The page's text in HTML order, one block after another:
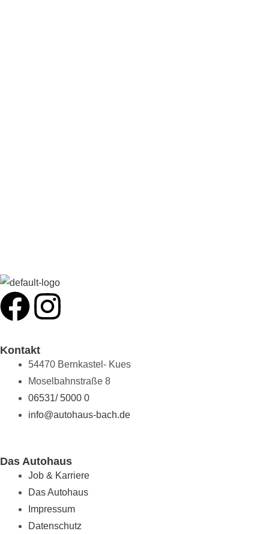
F
c
e
b
o
o
k
I
s
t
a
g
r
a
Kontakt
54470 Bernkastel- Kues
Moselbahnstraße 8
06531/ 5000 0
info@autohaus-bach.de
Das Autohaus
Job & Karriere
Das Autohaus
Impressum
Datenschutz